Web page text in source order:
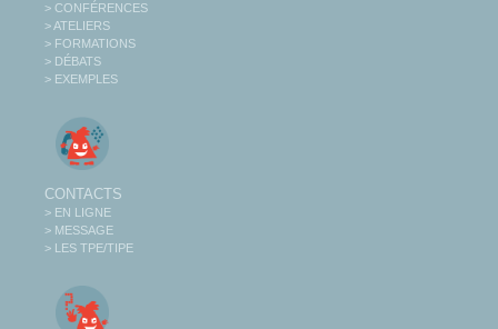
> CONFÉRENCES
> ATELIERS
> FORMATIONS
> DÉBATS
> EXEMPLES
CONTACTS
> EN LIGNE
> MESSAGE
> LES TPE/TIPE